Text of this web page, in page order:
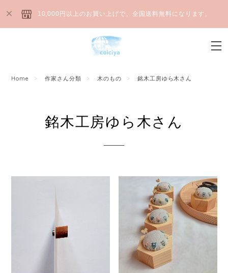
10,000円以上のお買い上げで、全国送料無料になります。
Home 作家さん分類 木のもの 銘木工房ゆら木さん
銘木工房ゆら木さん